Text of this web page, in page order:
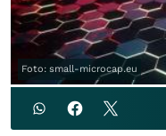
Foto: small-microcap.eu